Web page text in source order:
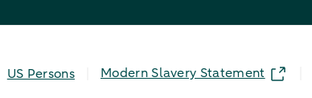
US Persons
Modern Slavery Statement